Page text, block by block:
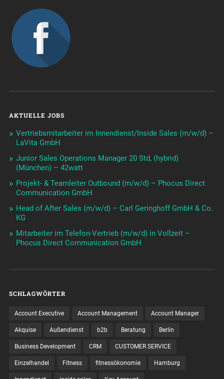
AKTUELLE JOBS
Vertriebsmitarbeiter im Innendienst/Inside Sales (m/w/d) –
LaVita GmbH
Junior Sales Operations Manager 20 Std, (hybrid)
(München) – 42watt
Projekt- & Teamleiter Outbound (m/w/d) – Phocus Direct
Communication GmbH
Head of After Sales (m/w/d) – Carl Geringhoff GmbH & Co.
KG
Mitarbeiter im Telefon-Vertrieb (m/w/d) in Vollzeit –
Phocus Direct Communication GmbH
SCHLAGWÖRTER
Account Executive Account Management Account Manager
Akquise Außendienst b2b Beratung Berlin
Business Development CRM CUSTOMER SERVICE
Einzelhandel Fitness fitnessökonomie Hamburg